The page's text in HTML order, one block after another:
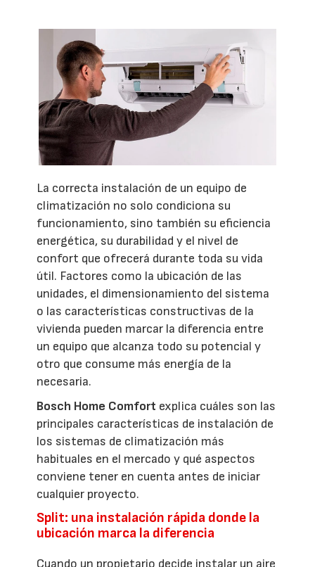
La correcta instalación de un equipo de
climatización no solo condiciona su
funcionamiento, sino también su eficiencia
energética, su durabilidad y el nivel de
confort que ofrecerá durante toda su vida
útil. Factores como la ubicación de las
unidades, el dimensionamiento del sistema
o las características constructivas de la
vivienda pueden marcar la diferencia entre
un equipo que alcanza todo su potencial y
otro que consume más energía de la
necesaria.
Bosch Home Comfort explica cuáles son las
principales características de instalación de
los sistemas de climatización más
habituales en el mercado y qué aspectos
conviene tener en cuenta antes de iniciar
cualquier proyecto.
Split: una instalación rápida donde la
ubicación marca la diferencia
Cuando un propietario decide instalar un aire